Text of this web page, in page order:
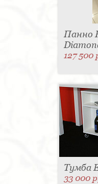
Панно
127 500
Тумба
33 000